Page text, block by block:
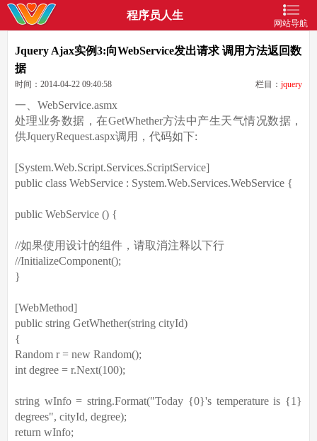
程序员人生
网站导航
Jquery Ajax实例3:向WebService发出请求 调用方法返回数
据
栏目： jquery
时间：2014-04-22 09:40:58
一、WebService.asmx
处理业务数据，在GetWhether方法中产生天气情况数据，
供JqueryRequest.aspx调用，代码如下:
[System.Web.Script.Services.ScriptService]
public class WebService : System.Web.Services.WebService {
public WebService () {
//如果使用设计的组件，请取消注释以下行
//InitializeComponent();
}
[WebMethod]
public string GetWhether(string cityId)
{
Random r = new Random();
int degree = r.Next(100);
string wInfo = string.Format("Today {0}'s temperature is {1}
degrees", cityId, degree);
return wInfo;